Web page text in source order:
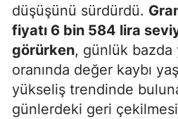
düşüşünü sürdürdü.
fiyatı 6 bin 584 lira
görürken, günlük bazda
oranında değer kaybı
yükseliş trendinde
günlerdeki geri çekilmesi,